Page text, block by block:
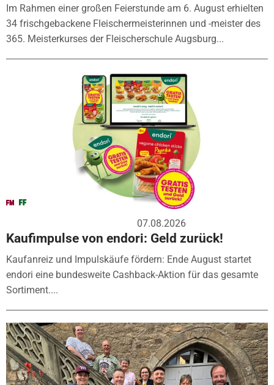
Im Rahmen einer großen Feierstunde am 6. August erhielten
34 frischgebackene Fleischermeisterinnen und -meister des
365. Meisterkurses der Fleischerschule Augsburg...
07.08.2026
Kaufimpulse von endori: Geld zurück!
Kaufanreiz und Impulskäufe fördern: Ende August startet
endori eine bundesweite Cashback-Aktion für das gesamte
Sortiment....